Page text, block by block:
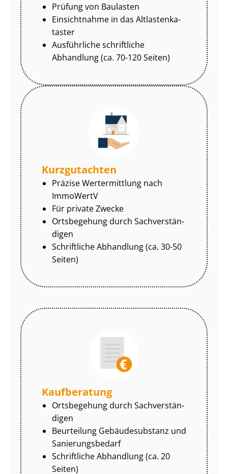
Prüfung von Baulasten
Einsichtnahme in das Alt­las­ten­ka­
tas­ter
Ausführliche schriftliche
Abhandlung (ca. 70-120 Seiten)
Kurzgutachten
Präzise Wertermittlung nach
ImmoWertV
Für private Zwecke
Ortsbegehung durch Sach­ver­stän­
di­gen
Schriftliche Abhandlung (ca. 30-50
Seiten)
Kaufberatung
Ortsbegehung durch Sach­ver­stän­
di­gen
Beurteilung Gebäudesubstanz und
Sa­nie­rungs­be­darf
Schriftliche Abhandlung (ca. 20
Seiten)